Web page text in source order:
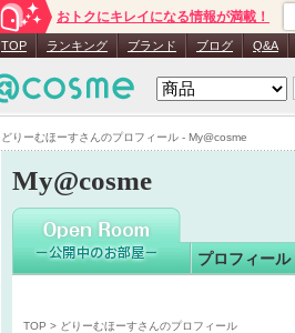
どりーむほーすさんのプロフィール - My@cosme
おトクにキレイになる情報が満載！
TOP ランキング ブランド ブログ Q&A
My@cosme
どりーむ
プロフィール
TOP > どりーむほーすさんのプロフィール